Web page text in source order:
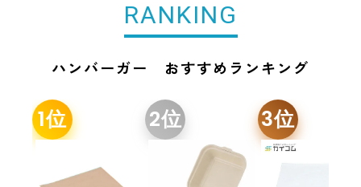
RANKING
ハンバーガー おすすめランキング